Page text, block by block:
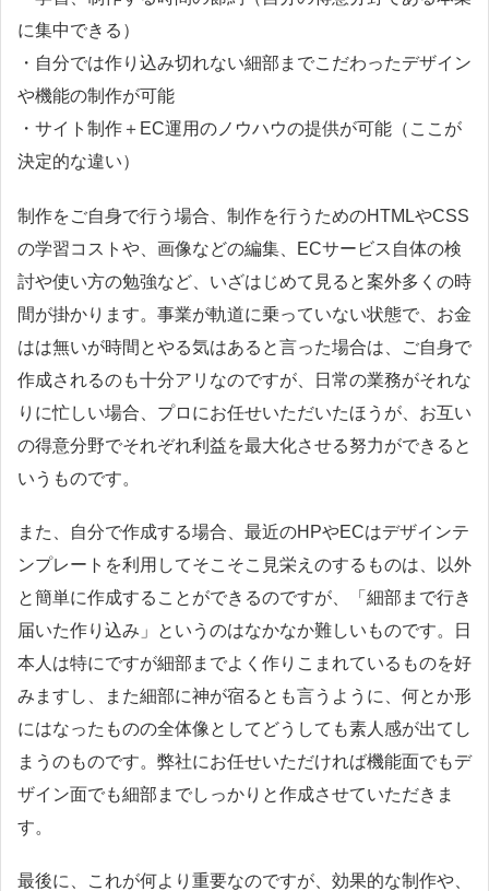
に集中できる）
・自分では作り込み切れない細部までこだわったデザイン
や機能の制作が可能
・サイト制作＋EC運用のノウハウの提供が可能（ここが
決定的な違い）
制作をご自身で行う場合、制作を行うためのHTMLやCSS
の学習コストや、画像などの編集、ECサービス自体の検
討や使い方の勉強など、いざはじめて見ると案外多くの時
間が掛かります。事業が軌道に乗っていない状態で、お金
はは無いが時間とやる気はあると言った場合は、ご自身で
作成されるのも十分アリなのですが、日常の業務がそれな
りに忙しい場合、プロにお任せいただいたほうが、お互い
の得意分野でそれぞれ利益を最大化させる努力ができると
いうものです。
また、自分で作成する場合、最近のHPやECはデザインテ
ンプレートを利用してそこそこ見栄えのするものは、以外
と簡単に作成することができるのですが、「細部まで行き
届いた作り込み」というのはなかなか難しいものです。日
本人は特にですが細部までよく作りこまれているものを好
みますし、また細部に神が宿るとも言うように、何とか形
にはなったものの全体像としてどうしても素人感が出てし
まうのものです。弊社にお任せいただければ機能面でもデ
ザイン面でも細部までしっかりと作成させていただきま
す。
最後に、これが何より重要なのですが、効果的な制作や、